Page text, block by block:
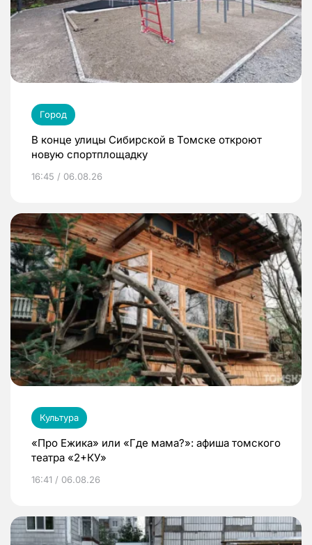
Город
В конце улицы Сибирской в Томске откроют
новую спортплощадку
16:45 / 06.08.26
Культура
«Про Ежика» или «Где мама?»: афиша томского
театра «2+КУ»
16:41 / 06.08.26